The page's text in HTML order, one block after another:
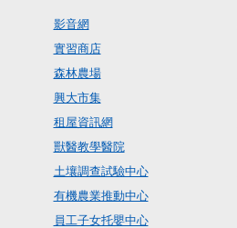
影音網
實習商店
森林農場
興大市集
租屋資訊網
獸醫教學醫院
土壤調查試驗中心
有機農業推動中心
員工子女托嬰中心